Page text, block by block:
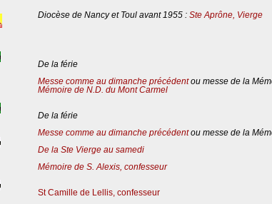
Diocèse de Nancy et Toul avant 1955 : Ste Aprône, Vierge
De la férie
Messe comme au dimanche précédentou messe de la
Mémoire de N.D. du Mont Carmel
De la férie
Messe comme au dimanche précédentou messe de la
De la Ste Vierge au samedi
Mémoire de S. Alexis, confesseur
St Camille de Lellis, confesseur